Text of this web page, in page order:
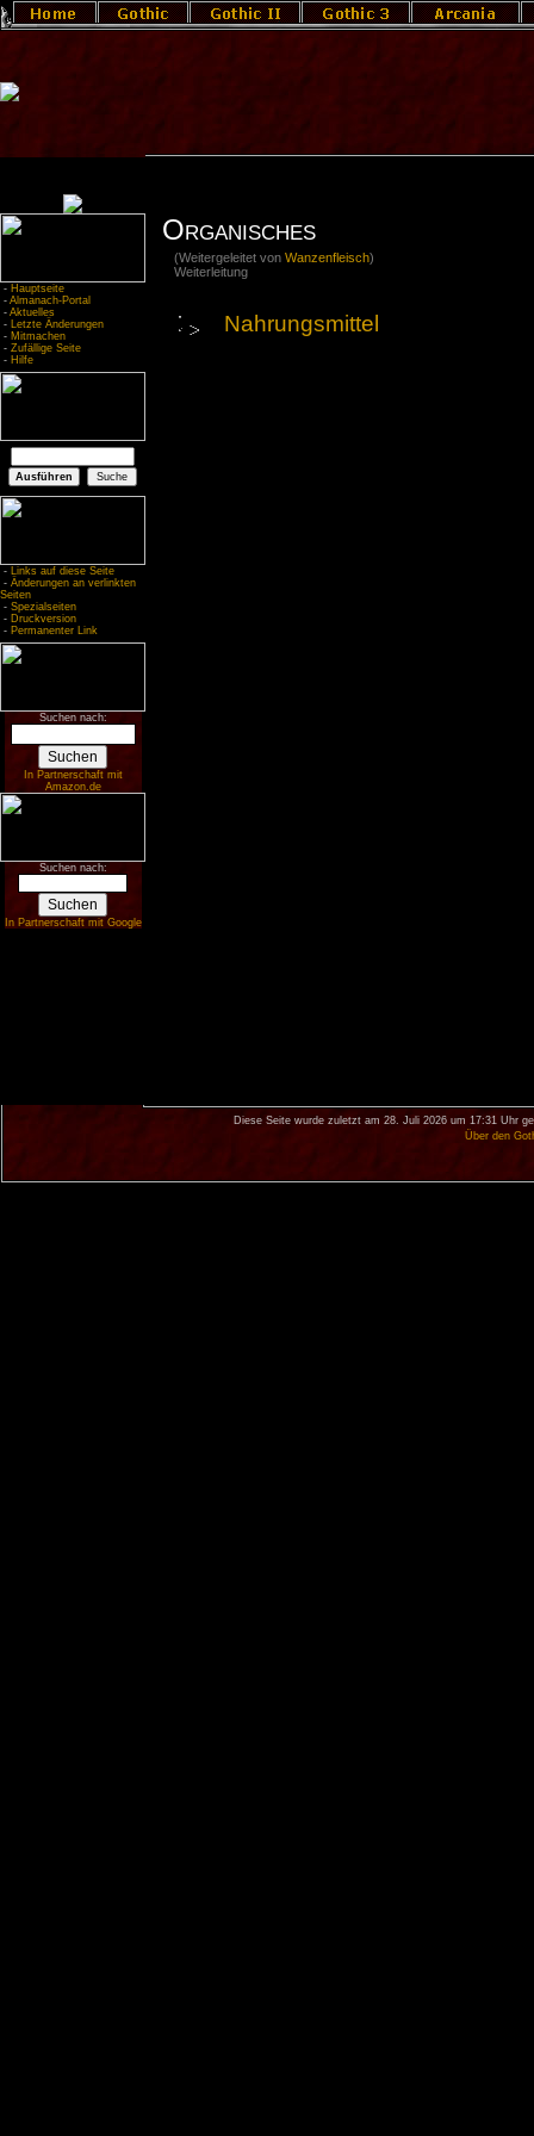
- Hauptseite
- Almanach-Portal
- Aktuelles
- Letzte Änderungen
- Mitmachen
- Zufällige Seite
- Hilfe
- Links auf diese Seite
- Änderungen an verlinkten
Seiten
- Spezialseiten
- Druckversion
- Permanenter Link
Suchen nach:
In Partnerschaft mit
Amazon.de
Suchen nach:
In Partnerschaft mit Google
Organisches
(Weitergeleitet vonWanzenfleisch)
Weiterleitung
Nahrungsmittel
Diese Seite wurde zuletzt am 28. Juli 2026 um 17:31 Uhr
Über den